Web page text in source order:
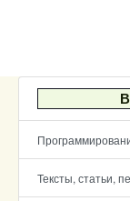
Тексты, статьи,